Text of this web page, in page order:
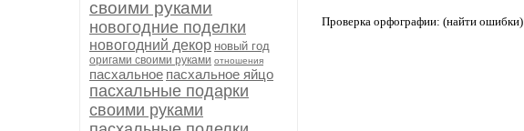
своими руками
новогодние поделки
новогодний декор новый год
оригами своими руками отношения
пасхальное пасхальное яйцо
пасхальные подарки
своими руками
Проверка орфографии: (найти ошибки)